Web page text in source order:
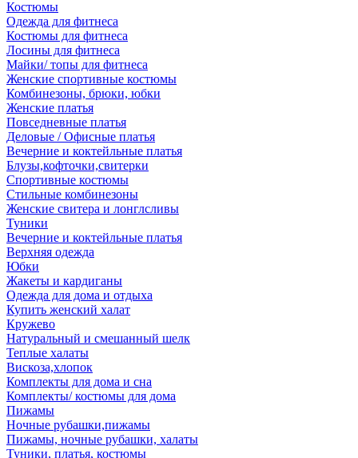
Костюмы
Одежда для фитнеса
Костюмы для фитнеса
Лосины для фитнеса
Майки/ топы для фитнеса
Женские спортивные костюмы
Комбинезоны, брюки, юбки
Женские платья
Повседневные платья
Деловые / Офисные платья
Вечерние и коктейльные платья
Блузы,кофточки,свитерки
Спортивные костюмы
Стильные комбинезоны
Женские свитера и лонглсливы
Туники
Вечерние и коктейльные платья
Верхняя одежда
Юбки
Жакеты и кардиганы
Одежда для дома и отдыха
Купить женский халат
Кружево
Натуральный и смешанный шелк
Теплые халаты
Вискоза,хлопок
Комплекты для дома и сна
Комплекты/ костюмы для дома
Пижамы
Ночные рубашки,пижамы
Пижамы, ночные рубашки, халаты
Туники, платья, костюмы